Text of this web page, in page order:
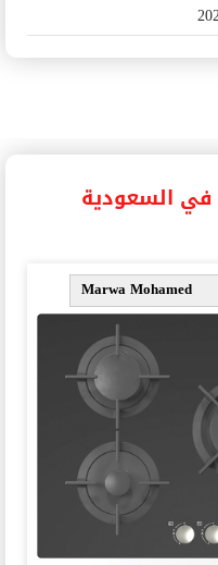
في السعودية
Marwa Mohamed